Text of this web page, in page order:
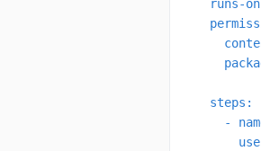
runs-
    steps:
-